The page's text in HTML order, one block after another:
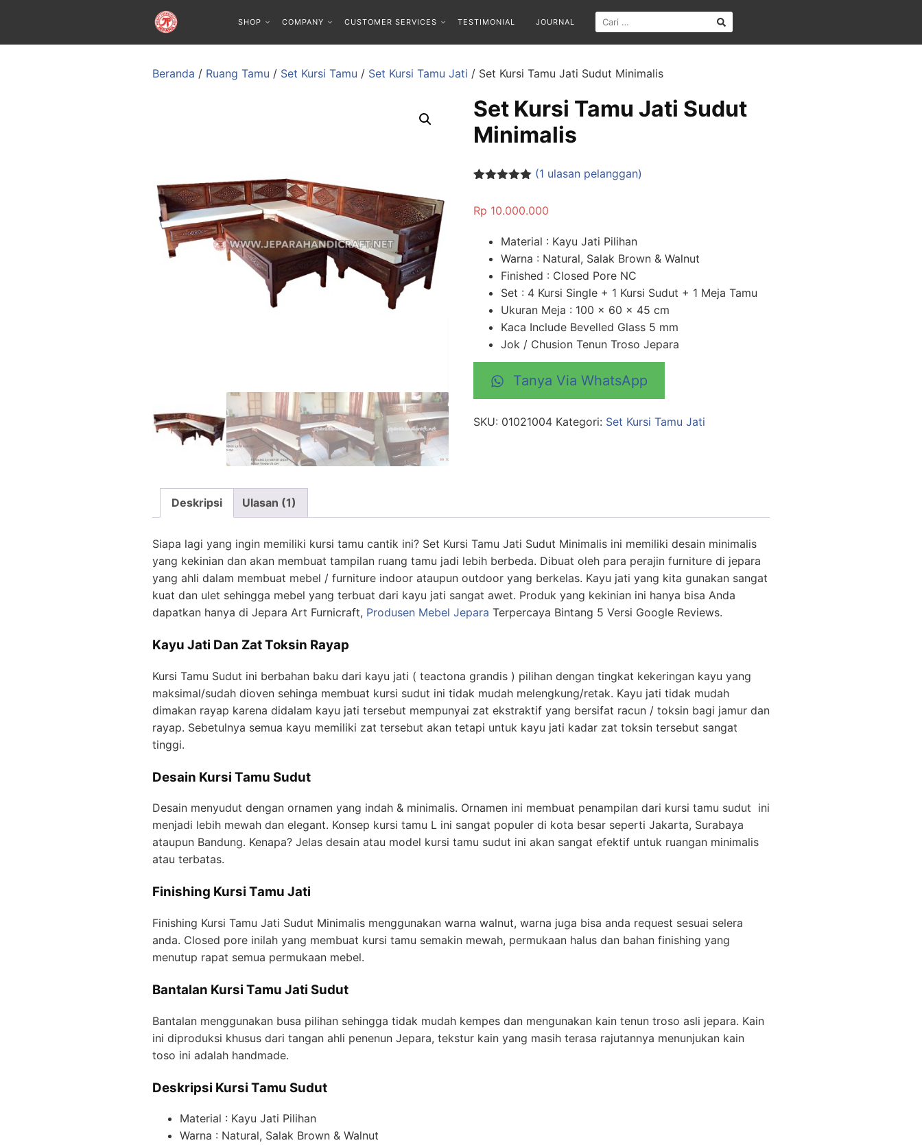
SHOP COMPANY CUSTOMER SERVICES TESTIMONIAL JOURNAL
Beranda / Ruang Tamu / Set Kursi Tamu / Set Kursi Tamu Jati / Set Kursi Tamu Jati Sudut Minimalis
Set Kursi Tamu Jati Sudut
Minimalis
berdasarka
(1 ulasan pelanggan)
Rp 10.000.000
Material : Kayu Jati Pilihan
Warna : Natural, Salak Brown & Walnut
Finished : Closed Pore NC
Set : 4 Kursi Single + 1 Kursi Sudut + 1 Meja Tamu
Ukuran Meja : 100 x 60 x 45 cm
Kaca Include Bevelled Glass 5 mm
Jok / Chusion Tenun Troso Jepara
Tanya Via WhatsApp
SKU: 01021004 Kategori: Set Kursi Tamu Jati
Deskripsi Ulasan (1)
Siapa lagi yang ingin memiliki kursi tamu cantik ini? Set Kursi Tamu Jati Sudut Minimalis ini memiliki desain minimalis
yang kekinian dan akan membuat tampilan ruang tamu jadi lebih berbeda. Dibuat oleh para perajin furniture di jepara
yang ahli dalam membuat mebel / furniture indoor ataupun outdoor yang berkelas. Kayu jati yang kita gunakan sangat
kuat dan ulet sehingga mebel yang terbuat dari kayu jati sangat awet. Produk yang kekinian ini hanya bisa Anda
dapatkan hanya di Jepara Art Furnicraft, Produsen Mebel Jepara Terpercaya Bintang 5 Versi Google Reviews.
Kayu Jati Dan Zat Toksin Rayap
Kursi Tamu Sudut ini berbahan baku dari kayu jati ( teactona grandis ) pilihan dengan tingkat kekeringan kayu yang
maksimal/sudah dioven sehinga membuat kursi sudut ini tidak mudah melengkung/retak. Kayu jati tidak mudah
dimakan rayap karena didalam kayu jati tersebut mempunyai zat ekstraktif yang bersifat racun / toksin bagi jamur dan
rayap. Sebetulnya semua kayu memiliki zat tersebut akan tetapi untuk kayu jati kadar zat toksin tersebut sangat
tinggi.
Desain Kursi Tamu Sudut
Desain menyudut dengan ornamen yang indah & minimalis. Ornamen ini membuat penampilan dari kursi tamu sudut ini
menjadi lebih mewah dan elegant. Konsep kursi tamu L ini sangat populer di kota besar seperti Jakarta, Surabaya
ataupun Bandung. Kenapa? Jelas desain atau model kursi tamu sudut ini akan sangat efektif untuk ruangan minimalis
atau terbatas.
Finishing Kursi Tamu Jati
Finishing Kursi Tamu Jati Sudut Minimalis menggunakan warna walnut, warna juga bisa anda request sesuai selera
anda. Closed pore inilah yang membuat kursi tamu semakin mewah, permukaan halus dan bahan finishing yang
menutup rapat semua permukaan mebel.
Bantalan Kursi Tamu Jati Sudut
Bantalan menggunakan busa pilihan sehingga tidak mudah kempes dan mengunakan kain tenun troso asli jepara. Kain
ini diproduksi khusus dari tangan ahli penenun Jepara, tekstur kain yang masih terasa rajutannya menunjukan kain
toso ini adalah handmade.
Deskripsi Kursi Tamu Sudut
Material : Kayu Jati Pilihan
Warna : Natural, Salak Brown & Walnut